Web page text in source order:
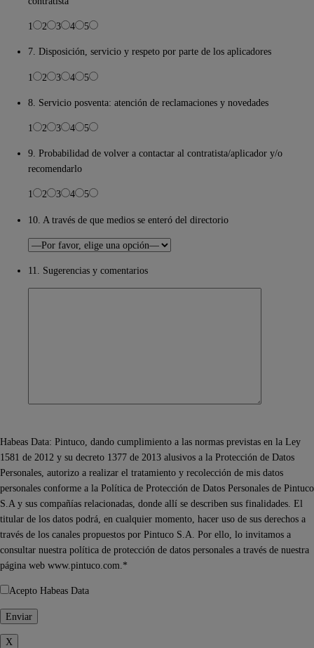
1 2 3 4 5
7. Disposición, servicio y respeto por parte de los aplicadores
1 2 3 4 5
8. Servicio posventa: atención de reclamaciones y novedades
1 2 3 4 5
9. Probabilidad de volver a contactar al contratista/aplicador y/o
recomendarlo
1 2 3 4 5
10. A través de que medios se enteró del directorio
11. Sugerencias y comentarios
Habeas Data: Pintuco, dando cumplimiento a las normas previstas en la Ley
1581 de 2012 y su decreto 1377 de 2013 alusivos a la Protección de Datos
Personales, autorizo a realizar el tratamiento y recolección de mis datos
personales conforme a la Política de Protección de Datos Personales de Pintuco
S.A y sus compañías relacionadas, donde allí se describen sus finalidades. El
titular de los datos podrá, en cualquier momento, hacer uso de sus derechos a
través de los canales propuestos por Pintuco S.A. Por ello, lo invitamos a
consultar nuestra política de protección de datos personales a través de nuestra
página web www.pintuco.com.*
Acepto Habeas Data
X